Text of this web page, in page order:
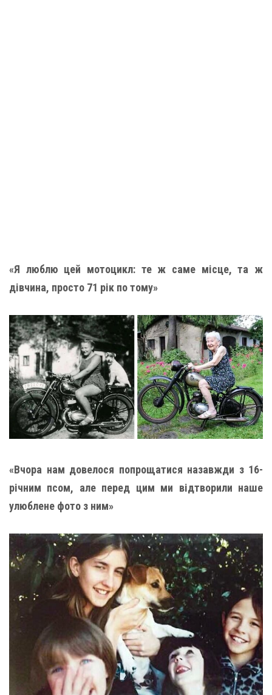
«Я люблю цей мотоцикл: те ж саме місце, та ж
дівчина, просто 71 рік по тому»
«Вчора нам довелося попрощатися назавжди з 16-
річним псом, але перед цим ми відтворили наше
улюблене фото з ним»